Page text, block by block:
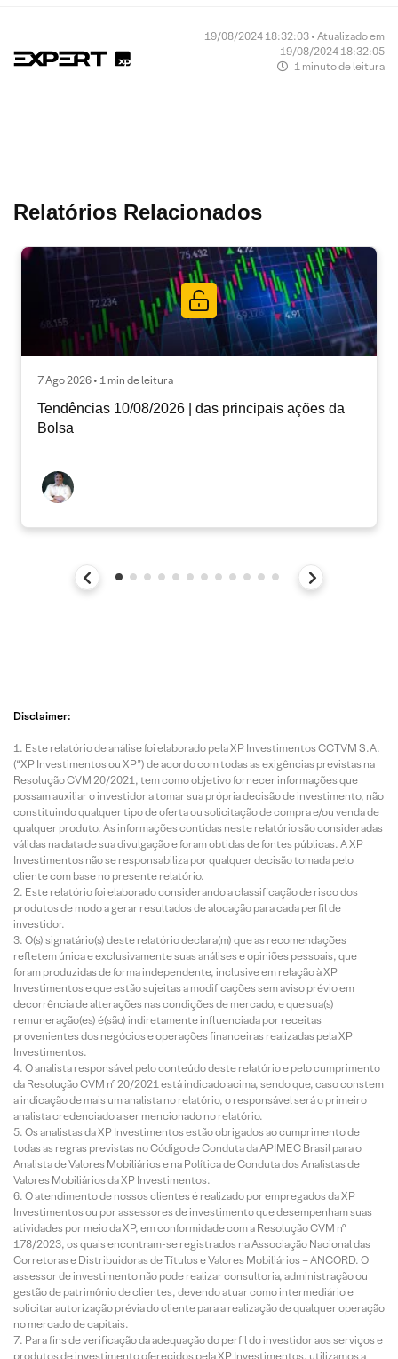
19/08/2024 18:32:03 • Atualizado em
19/08/2024 18:32:05
1 minuto de leitura
Relatórios Relacionados
7 Ago 2026 • 1 min de leitura
Tendências 10/08/2026 | das principais ações da
Bolsa
Disclaimer:
Este relatório de análise foi elaborado pela XP Investimentos CCTVM S.A.
(“XP Investimentos ou XP”) de acordo com todas as exigências previstas na
Resolução CVM 20/2021, tem como objetivo fornecer informações que
possam auxiliar o investidor a tomar sua própria decisão de investimento, não
constituindo qualquer tipo de oferta ou solicitação de compra e/ou venda de
qualquer produto. As informações contidas neste relatório são consideradas
válidas na data de sua divulgação e foram obtidas de fontes públicas. A XP
Investimentos não se responsabiliza por qualquer decisão tomada pelo
cliente com base no presente relatório.
Este relatório foi elaborado considerando a classificação de risco dos
produtos de modo a gerar resultados de alocação para cada perfil de
investidor.
O(s) signatário(s) deste relatório declara(m) que as recomendações
refletem única e exclusivamente suas análises e opiniões pessoais, que
foram produzidas de forma independente, inclusive em relação à XP
Investimentos e que estão sujeitas a modificações sem aviso prévio em
decorrência de alterações nas condições de mercado, e que sua(s)
remuneração(es) é(são) indiretamente influenciada por receitas
provenientes dos negócios e operações financeiras realizadas pela XP
Investimentos.
O analista responsável pelo conteúdo deste relatório e pelo cumprimento
da Resolução CVM nº 20/2021 está indicado acima, sendo que, caso constem
a indicação de mais um analista no relatório, o responsável será o primeiro
analista credenciado a ser mencionado no relatório.
Os analistas da XP Investimentos estão obrigados ao cumprimento de
todas as regras previstas no Código de Conduta da APIMEC Brasil para o
Analista de Valores Mobiliários e na Política de Conduta dos Analistas de
Valores Mobiliários da XP Investimentos.
O atendimento de nossos clientes é realizado por empregados da XP
Investimentos ou por assessores de investimento que desempenham suas
atividades por meio da XP, em conformidade com a Resolução CVM nº
178/2023, os quais encontram-se registrados na Associação Nacional das
Corretoras e Distribuidoras de Títulos e Valores Mobiliários – ANCORD. O
assessor de investimento não pode realizar consultoria, administração ou
gestão de patrimônio de clientes, devendo atuar como intermediário e
solicitar autorização prévia do cliente para a realização de qualquer operação
no mercado de capitais.
Para fins de verificação da adequação do perfil do investidor aos serviços e
produtos de investimento oferecidos pela XP Investimentos, utilizamos a